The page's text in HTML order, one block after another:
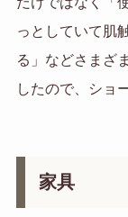
っとしていて肌
る」などさまざ
したので、ショ
家具